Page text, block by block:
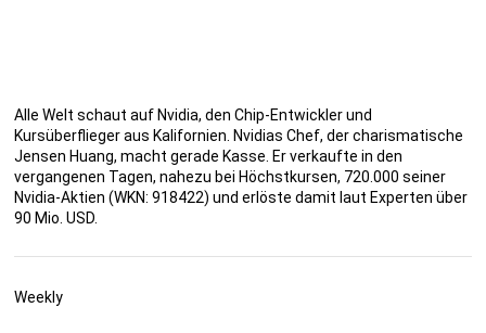
Alle Welt schaut auf Nvidia, den Chip-Entwickler und
Kursüberflieger aus Kalifornien. Nvidias Chef, der charismatische
Jensen Huang, macht gerade Kasse. Er verkaufte in den
vergangenen Tagen, nahezu bei Höchstkursen, 720.000 seiner
Nvidia-Aktien (WKN: 918422) und erlöste damit laut Experten über
90 Mio. USD.
Weekly